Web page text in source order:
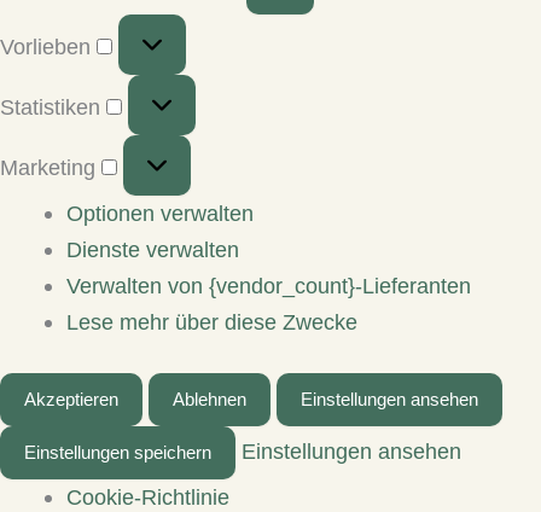
Vorlieben
Vorlieben
Statistiken
Statistiken
Marketing
Marketing
Optionen verwalten
Dienste verwalten
Verwalten von {vendor_count}-Lieferanten
Lese mehr über diese Zwecke
Akzeptieren Ablehnen Einstellungen ansehen
Einstellungen speichern
Einstellungen ansehen
Cookie-Richtlinie